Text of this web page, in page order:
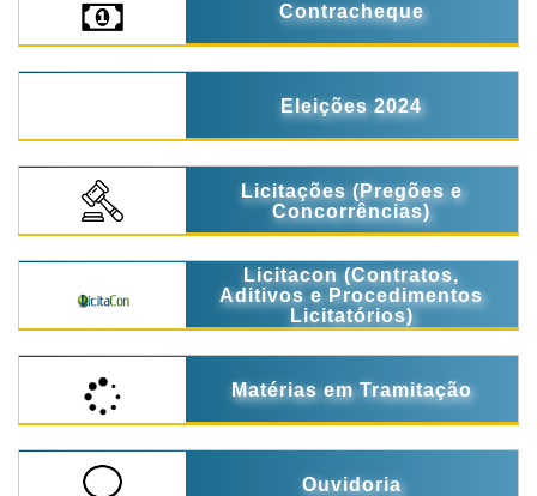
Contracheque
Eleições 2024
Licitações (Pregões e
Concorrências)
Licitacon (Contratos,
Aditivos e Procedimentos
Licitatórios)
Matérias em Tramitação
Ouvidoria